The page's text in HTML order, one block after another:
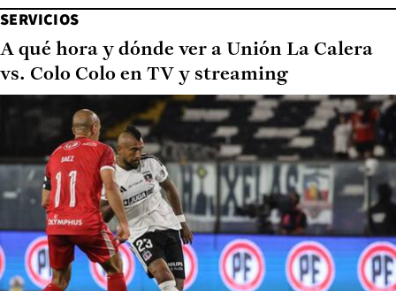
SERVICIOS
A qué hora y dónde ver a Unión La Calera
vs. Colo Colo en TV y streaming